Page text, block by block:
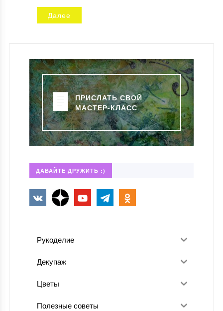
Далее
ПРИСЛАТЬ СВОЙ
МАСТЕР-КЛАСС
ДАВАЙТЕ ДРУЖИТЬ :)
Рукоделие
Декупаж
Цветы
Полезные советы